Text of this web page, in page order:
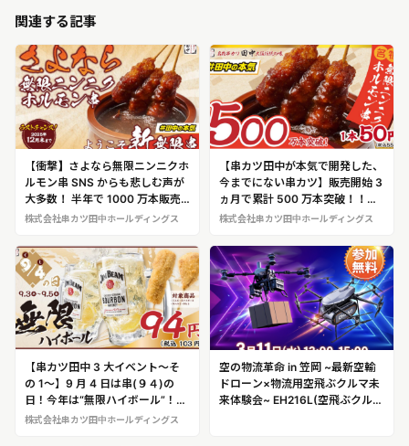
関連する記事
【衝撃】さよなら無限ニンニクホ
ルモン串 SNS からも悲しむ声が
大多数！ 半年で 1000 万本販売
の無限ニンニクホルモン串が年内
○○ホルモン串への挑戦
株式会社串カツ田中ホールディングス
【串カツ田中が本気で開発した、
今までにない串カツ】販売開始 3
ヵ月で累計 500 万本突破！！
「無限ニンニクホルモン串」
株式会社串カツ田中ホールディングス
【串カツ田中 3 大イベント～そ
の 1～】9 月 4 日は串(９４)の
日！今年は“無限ハイボール”！！
～限定串も販売～
株式会社串カツ田中ホールディングス
空の物流革命 in 笠岡 ~最新空輸
ドローン×物流用空飛ぶクルマ未
来体験会~ EH216L(空飛ぶクル